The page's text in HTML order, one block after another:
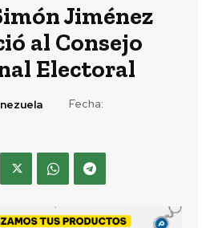
Jiménez
al Consejo
Electoral
Fecha: